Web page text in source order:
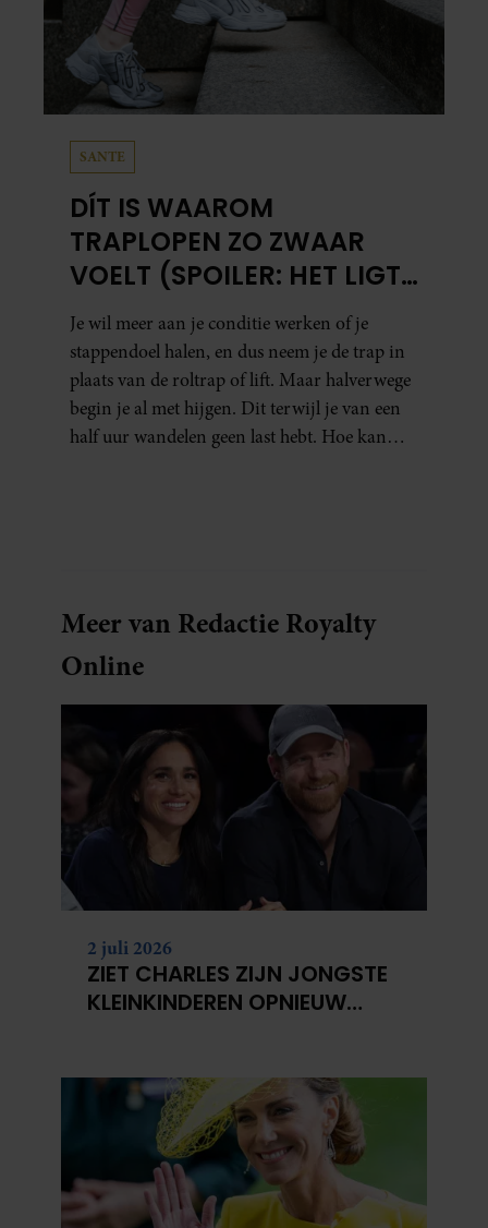
SANTE
DÍT IS WAAROM
TRAPLOPEN ZO ZWAAR
VOELT (SPOILER: HET LIGT
NIET AAN JE CONDITIE)
Je wil meer aan je conditie werken of je
stappendoel halen, en dus neem je de trap in
plaats van de roltrap of lift. Maar halverwege
begin je al met hijgen. Dit terwijl je van een
half uur wandelen geen last hebt. Hoe kan
Meer van Redactie Royalty
Online
2 juli 2026
ZIET CHARLES ZIJN JONGSTE
KLEINKINDEREN OPNIEUW